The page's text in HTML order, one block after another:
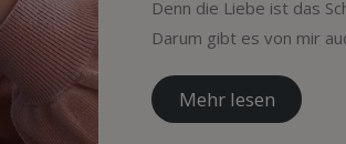
Denn die Liebe ist das
Darum gibt es von mir
Mehr lesen